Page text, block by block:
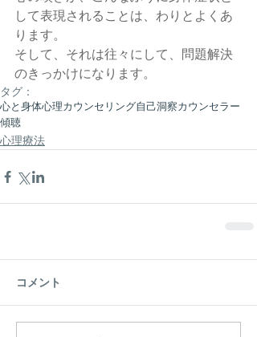
して表現されることは、わりとよくあ
ります。
そして、それは往々にして、問題解決
のきっかけになります。
タグ：
心と身体心理カウンセリング自己洞察カウンセラー
傾聴
心理療法
コメント